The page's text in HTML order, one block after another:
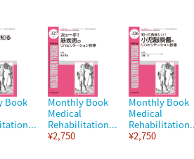
Book
Monthly Book
Medical
Rehabilitation...
¥2,750
Monthly Book
Medical
¥2,750